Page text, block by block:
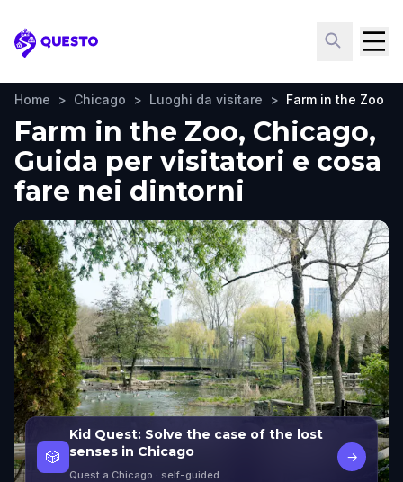
Questo
Home > Chicago > Luoghi da visitare > Farm in the Zoo
Farm in the Zoo, Chicago,
Guida per visitatori e cosa
fare nei dintorni
🎲
Kid Quest: Solve the case of the lost
senses in Chicago
Quest a Chicago · self-guided
→